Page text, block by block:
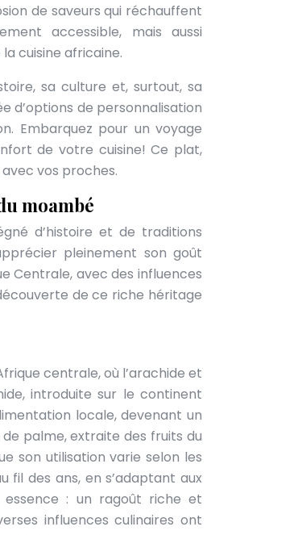
de saveurs qui réchauffent
accessible, mais aussi
cuisine africaine.
sa culture et, surtout, sa
d’options de personnalisation
Embarquez pour un voyage
de votre cuisine! Ce plat,
vos proches.
moambé
d’histoire et de traditions
pleinement son goût
Centrale, avec des influences
de ce riche héritage
centrale, où l’arachide et
introduite sur le continent
locale, devenant un
palme, extraite des fruits du
son utilisation varie selon les
fil des ans, en s’adaptant aux
essence : un ragoût riche et
influences culinaires ont